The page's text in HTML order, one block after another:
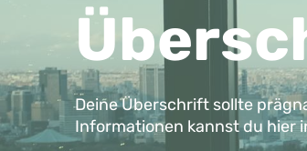
Deine Überschrift sollte
Informationen kannst du hier